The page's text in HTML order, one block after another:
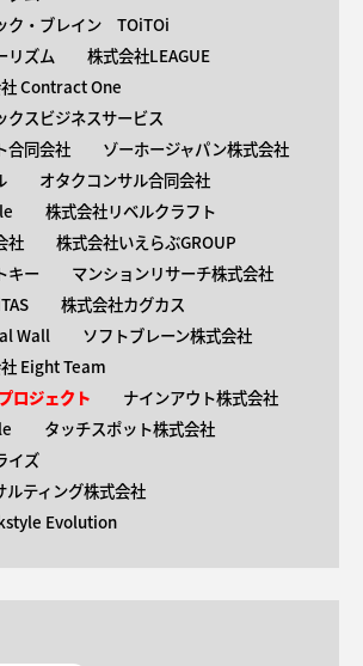
ク・ブレイン TOiTOi
リズム
株式会社LEAGUE
Contract One
クスビジネスサービス
合同会社
ゾーホージャパン株式会社
オタクコンサル合同会社
株式会社リベルクラフト
社
株式会社いえらぶGROUP
キー
マンションリサーチ株式会社
株式会社カグカス
Wall
ソフトブレーン株式会社
Eight Team
ロジェクト
ナインアウト株式会社
タッチスポット株式会社
イズ
ルティング株式会社
Evolution